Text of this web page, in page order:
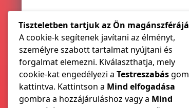
Tiszteletben tartjuk az Ön
A cookie-k segítenek javítani az élményt,
személyre szabott tartalmat nyújtani és
forgalmat elemezni. Kiválaszthatja, mely
cookie-kat engedélyezi a Testreszabás
kattintva. Kattintson a Mind elfogadása
gombra a hozzájáruláshoz vagy a Mind